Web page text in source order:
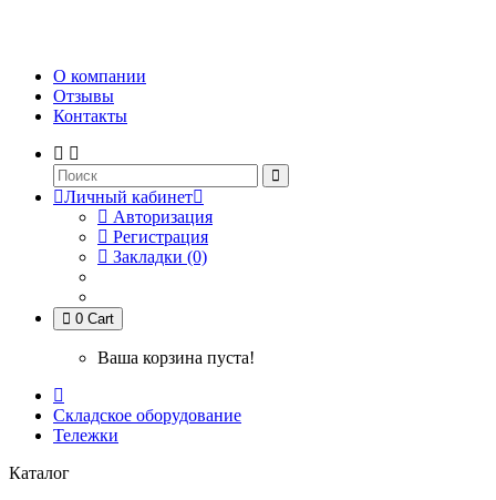
О компании
Отзывы
Контакты
Личный кабинет
Авторизация
Регистрация
Закладки (0)
0 Cart
Ваша корзина пуста!
Складское оборудование
Тележки
Каталог